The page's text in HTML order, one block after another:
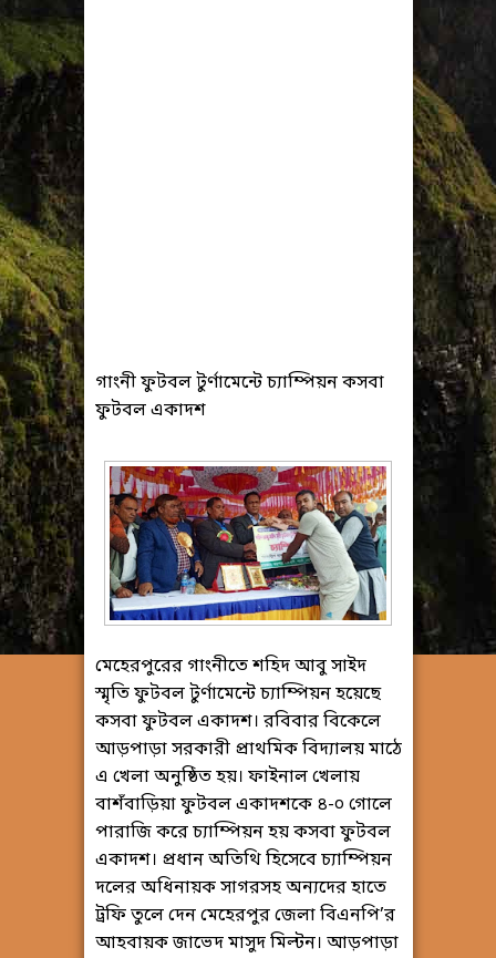
গাংনী ফুটবল টুর্ণামেন্টে চ্যাম্পিয়ন কসবা
ফুটবল একাদশ
মেহেরপুরের গাংনীতে শহিদ আবু সাইদ
স্মৃতি ফুটবল টুর্ণামেন্টে চ্যাম্পিয়ন হয়েছে
কসবা ফুটবল একাদশ। রবিবার বিকেলে
আড়পাড়া সরকারী প্রাথমিক বিদ্যালয় মাঠে
এ খেলা অনুষ্ঠিত হয়। ফাইনাল খেলায়
বাশঁবাড়িয়া ফুটবল একাদশকে ৪-০ গোলে
পারাজি করে চ্যাম্পিয়ন হয় কসবা ফুটবল
একাদশ। প্রধান অতিথি হিসেবে চ্যাম্পিয়ন
দলের অধিনায়ক সাগরসহ অন্যদের হাতে
ট্রফি তুলে দেন মেহেরপুর জেলা বিএনপি’র
আহবায়ক জাভেদ মাসুদ মিল্টন। আড়পাড়া